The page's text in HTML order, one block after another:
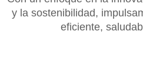
y la sostenibilidad,
eficiente,